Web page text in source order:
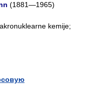
(1881—1965)
kemije;